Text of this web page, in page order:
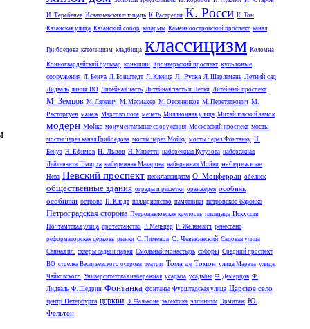
И. Теребенев Исаакиевская площадь К. Растрелли К. Росси К. Тон
Казанская улица Казанский собор казармы Каменноостровский проспект канал
Грибоедова католицизм кладбища классицизм Коломна
Конногвардейский бульвар конюшни Кронверкский проспект культовые
сооружения Л. Бенуа Л. Бонштедт Л. Кленце Л. Руска Л. Шарлемань Летний сад
Лидваль линии ВО Литейная часть Литейная часть и Пески Литейный проспект
М. Земцов М. Лялевич М. Месмахер М. Овсянников М. Перетяткович М.
Расторгуев манеж Марсово поле мечеть Миллионная улица Михайловский замок
модерн Мойка монументальные сооружения Московский проспект мосты
мосты через канал Грибоедова мосты через Мойку мосты через Фонтанку Н.
Бенуа Н. Ефимов Н. Львов Н. Микетти набережная Кутузова набережная
Лейтенанта Шмидта набережная Макарова набережная Мойки набережные
Нева Невский проспект неоклассицизм О. Монферран обелиск
общественные здания ограды и решетки оранжерея особняк
особняки острова П. Клодт палладианство памятники петровское барокко
Петроградская сторона Петропавловская крепость площадь Искусств
Почтамтская улица протестанство Р. Мельцер Р. Желязевич ренессанс
реформаторская церковь рынки С. Пименов С. Чевакинский Садовая улица
Сенная пл. скверы сады и парки Смольный монастырь соборы Средний проспект
ВО стрелка Васильевского острова театры Тома де Томон улица Марата улица
Чайковского Университетская набережная усадьба усадьбы Ф. Демерцов Ф.
Лидваль Ф. Шедрин Фонтанка фонтаны Фурштадская улица Царское село
центр Петербурга церкви Э. Фальконе эклектика эллинизм Эрмитаж Ю.
Фельтен